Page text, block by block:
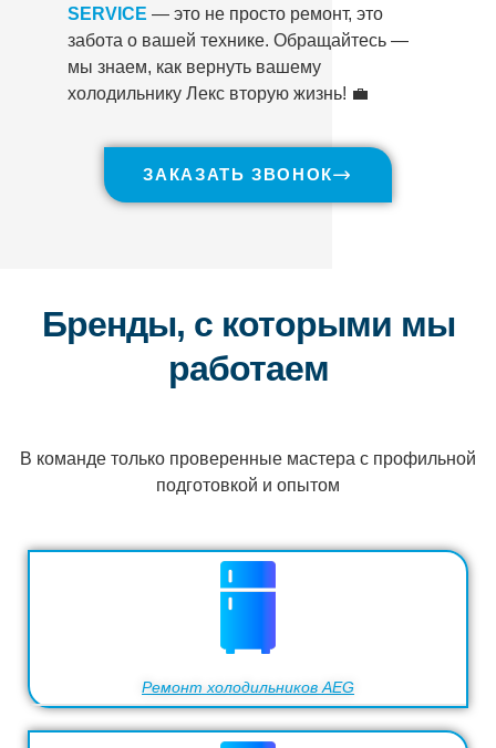
SERVICE — это не просто ремонт, это
забота о вашей технике. Обращайтесь —
мы знаем, как вернуть вашему
холодильнику Лекс вторую жизнь! 💼
ЗАКАЗАТЬ ЗВОНОК
Бренды, с которыми мы
работаем
В команде только проверенные мастера с профильной
подготовкой и опытом
Ремонт холодильников AEG